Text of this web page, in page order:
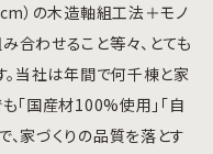
）の木造軸組工法＋モノ
合わせること等々、とても
。当社は年間で何千棟と家
「国産材100%使用」「自
家づくりの品質を落とす